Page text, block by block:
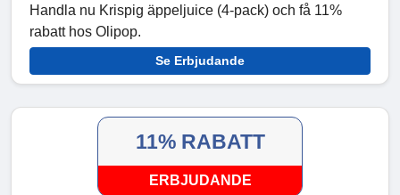
Handla nu Krispig äppeljuice (4-pack) och få 11%
rabatt hos Olipop.
Se Erbjudande
11% RABATT
ERBJUDANDE